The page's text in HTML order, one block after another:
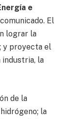
e
El
lograr la
; y proyecta el
la
de la
la